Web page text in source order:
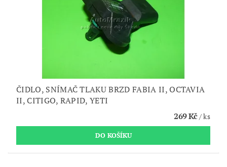
ČIDLO, SNÍMAČ TLAKU BRZD FABIA II, OCTAVIA
II, CITIGO, RAPID, YETI
269 Kč/ ks